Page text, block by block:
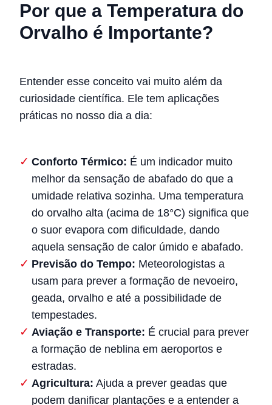
Por que a Temperatura do
Orvalho é Importante?
Entender esse conceito vai muito além da
curiosidade científica. Ele tem aplicações
práticas no nosso dia a dia:
Conforto Térmico: É um indicador muito
melhor da sensação de abafado do que a
umidade relativa sozinha. Uma temperatura
do orvalho alta (acima de 18°C) significa que
o suor evapora com dificuldade, dando
aquela sensação de calor úmido e abafado.
Previsão do Tempo: Meteorologistas a
usam para prever a formação de nevoeiro,
geada, orvalho e até a possibilidade de
tempestades.
Aviação e Transporte: É crucial para prever
a formação de neblina em aeroportos e
estradas.
Agricultura: Ajuda a prever geadas que
podem danificar plantações e a entender a